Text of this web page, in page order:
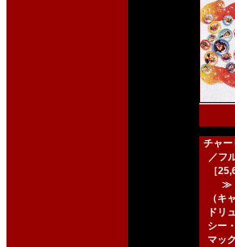
チャー
／フ
［
≫
（キ
ドリ
シー
マッ